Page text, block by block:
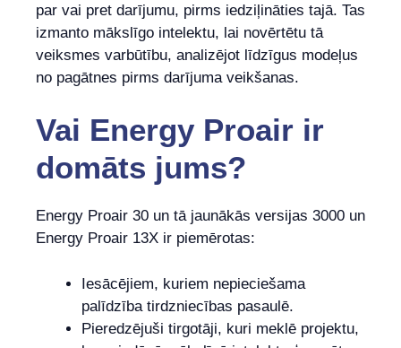
par vai pret darījumu, pirms iedziļināties tajā. Tas
izmanto mākslīgo intelektu, lai novērtētu tā
veiksmes varbūtību, analizējot līdzīgus modeļus
no pagātnes pirms darījuma veikšanas.
Vai Energy Proair ir
domāts jums?
Energy Proair 30 un tā jaunākās versijas 3000 un
Energy Proair 13X ir piemērotas:
Iesācējiem, kuriem nepieciešama
palīdzība tirdzniecības pasaulē.
Pieredzējuši tirgotāji, kuri meklē projektu,